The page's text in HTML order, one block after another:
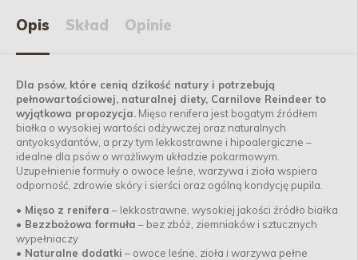
Opis Skład Opinie
Dla psów, które cenią dzikość natury i potrzebują
pełnowartościowej, naturalnej diety, Carnilove Reindeer to
wyjątkowa propozycja. Mięso renifera jest bogatym źródłem
białka o wysokiej wartości odżywczej oraz naturalnych
antyoksydantów, a przy tym lekkostrawne i hipoalergiczne –
idealne dla psów o wrażliwym układzie pokarmowym.
Uzupełnienie formuły o owoce leśne, warzywa i zioła wspiera
odporność, zdrowie skóry i sierści oraz ogólną kondycję pupila.
• Mięso z renifera – lekkostrawne, wysokiej jakości źródło białka
• Bezzbożowa formuła – bez zbóż, ziemniaków i sztucznych
wypełniaczy
• Naturalne dodatki – owoce leśne, zioła i warzywa pełne